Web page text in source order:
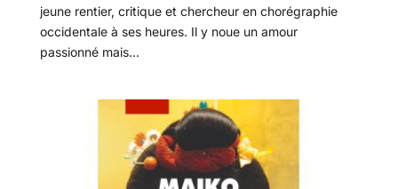
jeune rentier, critique et chercheur en chorégraphie
occidentale à ses heures. Il y noue un amour
passionné mais...